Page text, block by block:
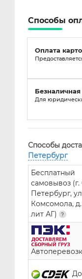
Способы
Оплата
Безналичная
Для
Способы
Петербург
Бесплатный
самовывоз (г.
Петербург,
Комсомола, д.
лит АГ)